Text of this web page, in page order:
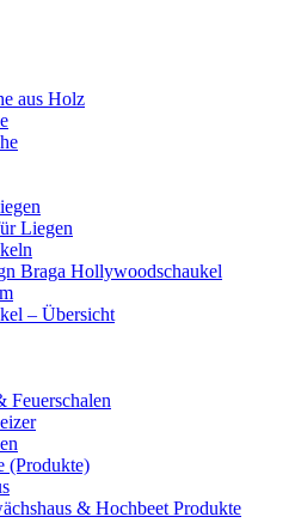
aus Holz
Liegen
Braga Hollywoodschaukel
– Übersicht
Feuerschalen
(Produkte)
& Hochbeet Produkte